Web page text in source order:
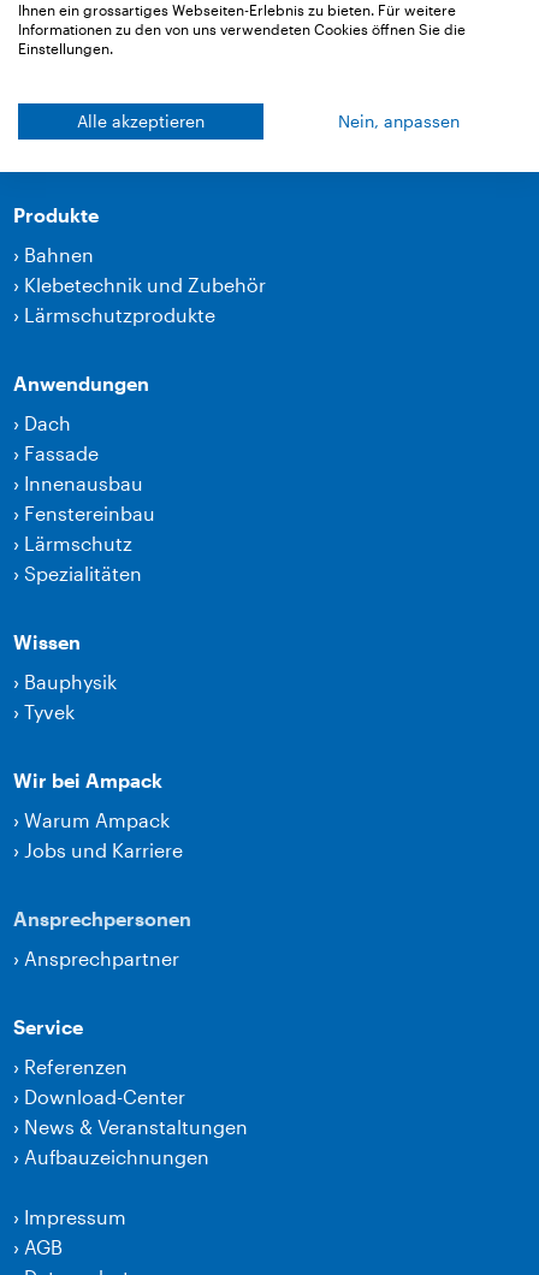
E-Mail :c.diethelm@ampack.ch
Zurück zur Übersicht
Produkte
› Bahnen
› Klebetechnik und Zubehör
› Lärmschutzprodukte
Anwendungen
› Dach
› Fassade
› Innenausbau
› Fenstereinbau
› Lärmschutz
›Spezialitäten
Wissen
› Bauphysik
›Tyvek
Wir bei Ampack
›Warum Ampack
› Jobs und Karriere
Ansprechpersonen
› Ansprechpartner
Service
› Referenzen
› Download-Center
› News & Veranstaltungen
› Aufbauzeichnungen
› Impressum
› AGB
Ihnen ein grossartiges Webseiten-Erlebnis zu bieten. Für weitere
Informationen zu den von uns verwendeten Cookies öffnen Sie die
Einstellungen.
Alle akzeptieren Nein, anpassen